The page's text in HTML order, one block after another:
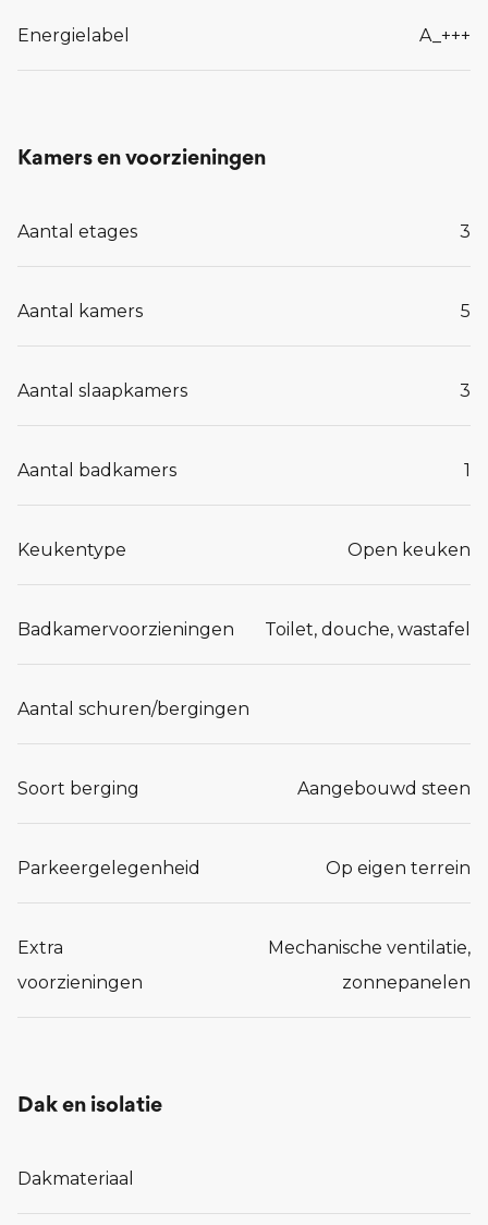
Energielabel A_+++
Kamers en voorzieningen
Aantal etages 3
Aantal kamers 5
Aantal slaapkamers 3
Aantal badkamers 1
Keukentype Open keuken
Badkamervoorzieningen Toilet, douche, wastafel
Aantal schuren/bergingen
Soort berging Aangebouwd steen
Parkeergelegenheid Op eigen terrein
Extra
voorzieningen
Mechanische ventilatie,
zonnepanelen
Dak en isolatie
Dakmateriaal